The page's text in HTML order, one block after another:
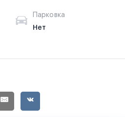
Парковка
Нет